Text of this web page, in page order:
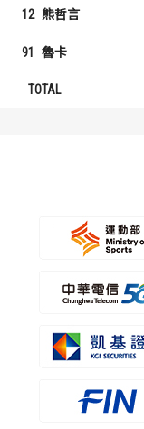
12 熊哲言
91 魯卡
TOTAL